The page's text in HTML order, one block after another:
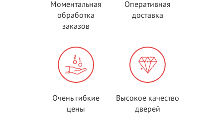
Моментальная
обработка
заказов
Оперативная
доставка
Очень гибкие
цены
Высокое качество
дверей